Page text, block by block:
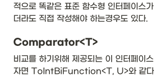
:a
d
}\
hl
in
적으로 똑같은 표준 함수형 인터페이스
더라도 직접 작성해야 하는경우도 있다.
Comparator<T>
비교를 하기위해 제공되는 이 인터페이
자면 ToIntBiFunction<T, U>와 같